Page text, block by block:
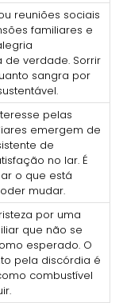
reuniões sociais
familiares e
de verdade. Sorrir
sangra por
pelas
emergem de
de
no lar. É
o que está
mudar.
por uma
que não se
esperado. O
pela discórdia é
combustível